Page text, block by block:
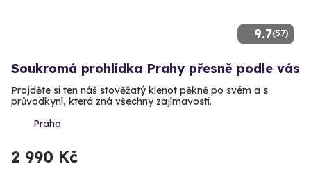
9.7(57)
Soukromá prohlídka Prahy přesně podle vás
Projděte si ten náš stověžatý klenot pěkně po svém a s
průvodkyní, která zná všechny zajímavosti.
Praha
2 990 Kč